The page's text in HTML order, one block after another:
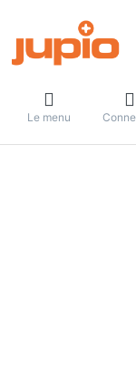
Le menu